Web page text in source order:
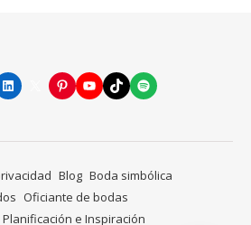
LinkedInPinterest
YouTube
TikTokSpotify
Blog Boda simbólica
Oficiante de bodas
Planificación e Inspiración